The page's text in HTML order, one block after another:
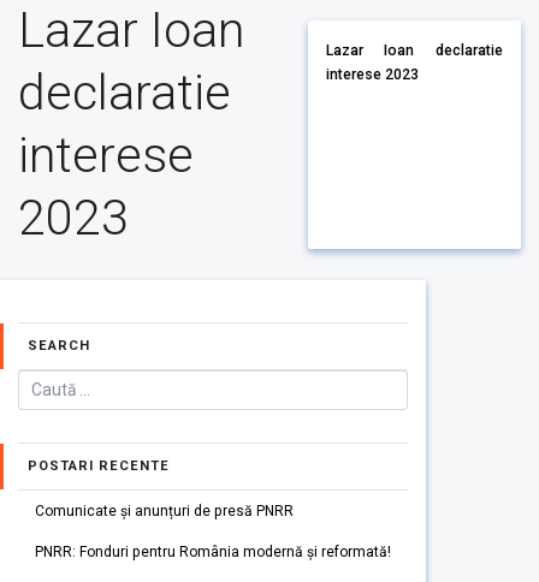
Lazar Ioan
declaratie
interese
2023
Lazar Ioan declaratie
interese 2023
SEARCH
POSTARI RECENTE
Comunicate și anunțuri de presă PNRR
PNRR: Fonduri pentru România modernă și reformată!